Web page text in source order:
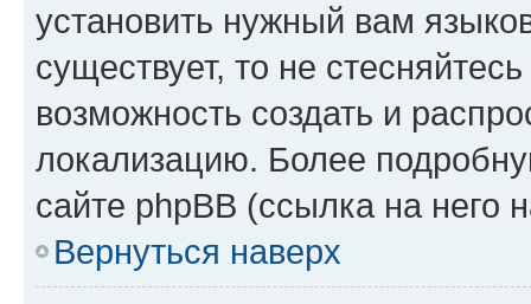
установить нужный вам
существует, то не
возможность создать и
локализацию. Более
сайте phpBB (ссылка на него
Вернуться наверх